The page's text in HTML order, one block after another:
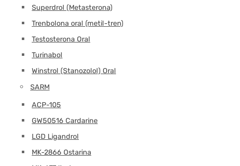
Superdrol (Metasterona)
Trenbolona oral (metil-tren)
Testosterona Oral
Turinabol
Winstrol (Stanozolol) Oral
SARM
ACP-105
GW50516 Cardarine
LGD Ligandrol
MK-2866 Ostarina